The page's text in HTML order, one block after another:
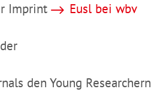
Imprint
Eusl bei wbv
den Young Researchern